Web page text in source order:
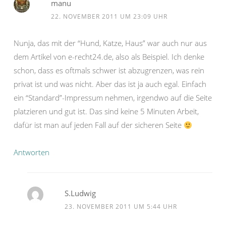
manu
22. NOVEMBER 2011 UM 23:09 UHR
Nunja, das mit der “Hund, Katze, Haus” war auch nur aus
dem Artikel von e-recht24.de, also als Beispiel. Ich denke
schon, dass es oftmals schwer ist abzugrenzen, was rein
privat ist und was nicht. Aber das ist ja auch egal. Einfach
ein “Standard”-Impressum nehmen, irgendwo auf die Seite
platzieren und gut ist. Das sind keine 5 Minuten Arbeit,
dafür ist man auf jeden Fall auf der sicheren Seite
Antworten
S.Ludwig
23. NOVEMBER 2011 UM 5:44 UHR